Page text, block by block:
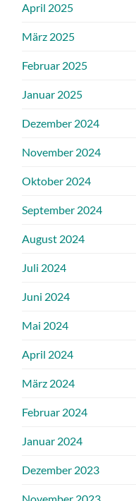
April 2025
März 2025
Februar 2025
Januar 2025
Dezember 2024
November 2024
Oktober 2024
September 2024
August 2024
Juli 2024
Juni 2024
Mai 2024
April 2024
März 2024
Februar 2024
Januar 2024
Dezember 2023